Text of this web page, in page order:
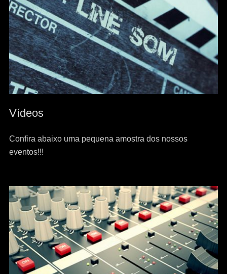
Vídeos
Confira abaixo uma pequena amostra dos nossos
eventos!!!